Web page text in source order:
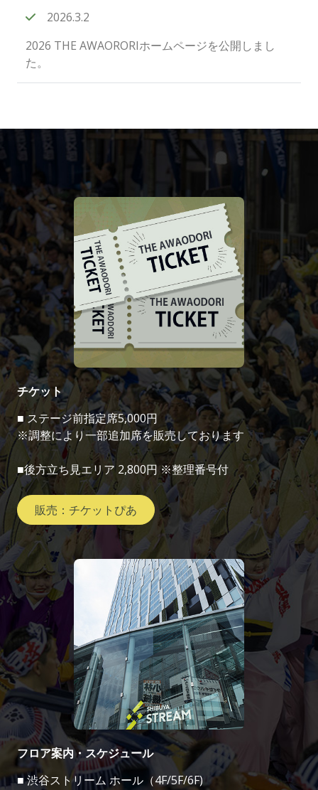
2026.3.2
2026 THE AWAORORIホームページを公開しまし
た。
チケット
■ ステージ前指定席5,000円
※調整により一部追加席を販売しております
■後方立ち見エリア 2,800円 ※整理番号付
販売：チケットぴあ
フロア案内・スケジュール
■ 渋谷ストリーム ホール（4F/5F/6F)